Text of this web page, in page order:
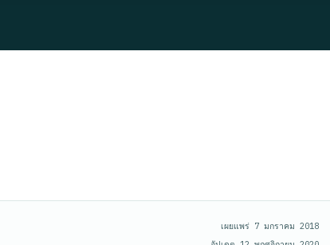
เผยแพร่ 7 มกราคม 2018